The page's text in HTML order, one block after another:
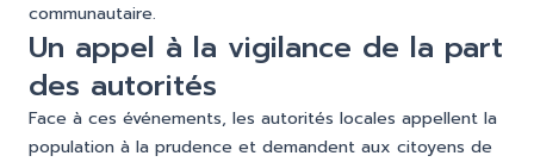
communautaire.
Un appel à la vigilance de la part
des autorités
Face à ces événements, les autorités locales appellent la
population à la prudence et demandent aux citoyens de